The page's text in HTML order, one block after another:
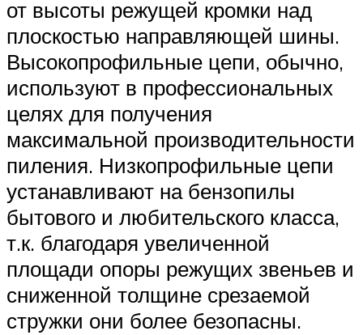
от высоты режущей кромки над
плоскостью направляющей шины.
Высокопрофильные цепи, обычно,
используют в профессиональных
целях для получения
максимальной производительности
пиления. Низкопрофильные цепи
устанавливают на бензопилы
бытового и любительского класса,
т.к. благодаря увеличенной
площади опоры режущих звеньев и
сниженной толщине срезаемой
стружки они более безопасны.